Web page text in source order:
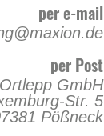
per e-mail
per Post
GmbH
Str. 5
Pößneck